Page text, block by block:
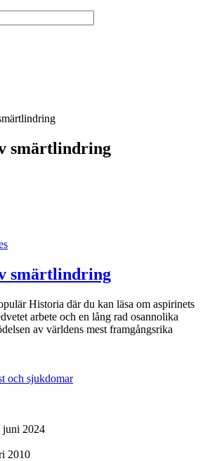
smärtlindring
smärtlindring
Historia där du kan läsa om aspirinets
arbete och en lång rad osannolika
av världens mest framgångsrika
och sjukdomar
juni 2024
2010